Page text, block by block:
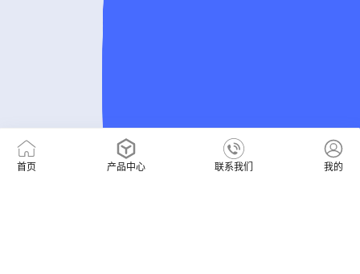
首页 产品中心 联系我们 我的